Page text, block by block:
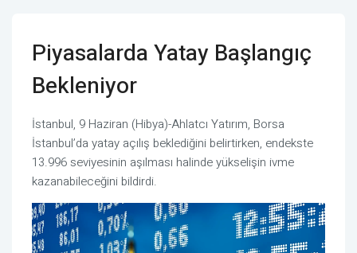
Piyasalarda Yatay Başlangıç
Bekleniyor
İstanbul, 9 Haziran (Hibya)-Ahlatcı Yatırım, Borsa
İstanbul’da yatay açılış beklediğini belirtirken, endekste
13.996 seviyesinin aşılması halinde yükselişin ivme
kazanabileceğini bildirdi.